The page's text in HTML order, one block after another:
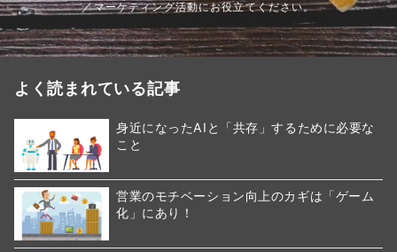
／マーケティング活動にお役立てください。
よく読まれている記事
身近になったAIと「共存」するために必要な
こと
営業のモチベーション向上のカギは「ゲーム
化」にあり！